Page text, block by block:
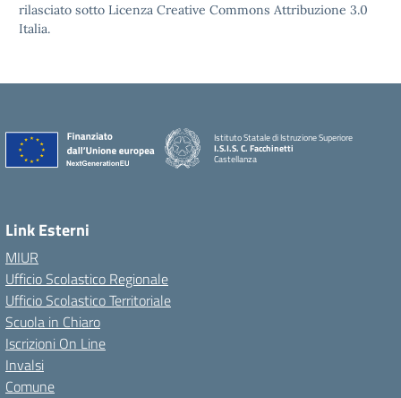
rilasciato sotto Licenza Creative Commons Attribuzione 3.0
Italia.
Istituto Statale di Istruzione Superiore
I.S.I.S. C. Facchinetti
Castellanza
Link Esterni
MIUR
Ufficio Scolastico Regionale
Ufficio Scolastico Territoriale
Scuola in Chiaro
Iscrizioni On Line
Invalsi
Comune